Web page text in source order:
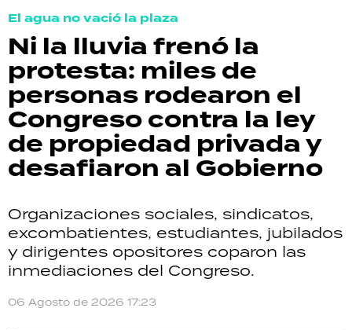
El agua no vació la plaza
Ni la lluvia frenó la
protesta: miles de
personas rodearon el
Congreso contra la ley
de propiedad privada y
desafiaron al Gobierno
Organizaciones sociales, sindicatos,
excombatientes, estudiantes, jubilados
y dirigentes opositores coparon las
inmediaciones del Congreso.
06 Agosto de 2026 17:23